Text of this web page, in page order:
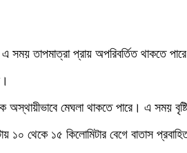
সময় তাপমাত্রা প্রায় অপরিবর্তিত থাকতে
মেঘলা থাকতে পারে। এ সময়
থেকে ১৫ কিলোমিটার বেগে বাতাস